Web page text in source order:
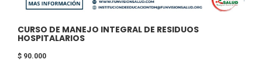
CURSO DE MANEJO INTEGRAL DE RESIDUOS
HOSPITALARIOS
$ 90.000